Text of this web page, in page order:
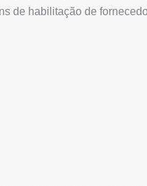
de habilitação de